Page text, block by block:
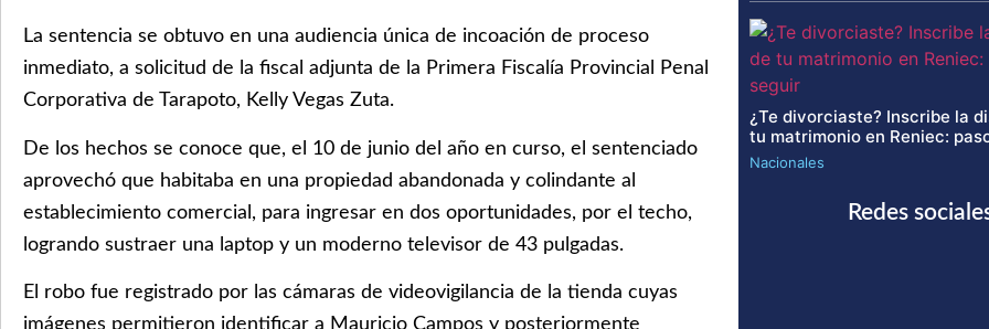
La sentencia se obtuvo en una audiencia única de incoación de proceso
inmediato, a solicitud de la fiscal adjunta de la Primera Fiscalía Provincial Penal
Corporativa de Tarapoto, Kelly Vegas Zuta.
De los hechos se conoce que, el 10 de junio del año en curso, el sentenciado
aprovechó que habitaba en una propiedad abandonada y colindante al
establecimiento comercial, para ingresar en dos oportunidades, por el techo,
logrando sustraer una laptop y un moderno televisor de 43 pulgadas.
El robo fue registrado por las cámaras de videovigilancia de la tienda cuyas
imágenes permitieron identificar a Mauricio Campos y posteriormente
¿Te divorciaste? Inscribe la
tu matrimonio en Reniec:
Nacionales
Redes